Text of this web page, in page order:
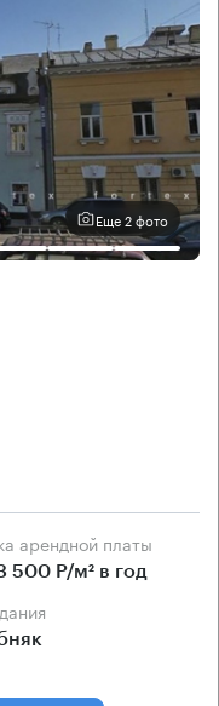
Еще 2 фото
арендной платы
500 Р/м² в год